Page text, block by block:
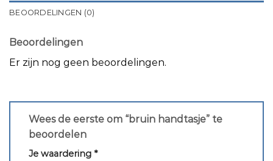
BEOORDELINGEN (0)
Beoordelingen
Er zijn nog geen beoordelingen.
Wees de eerste om “bruin handtasje” te
beoordelen
Je waardering *